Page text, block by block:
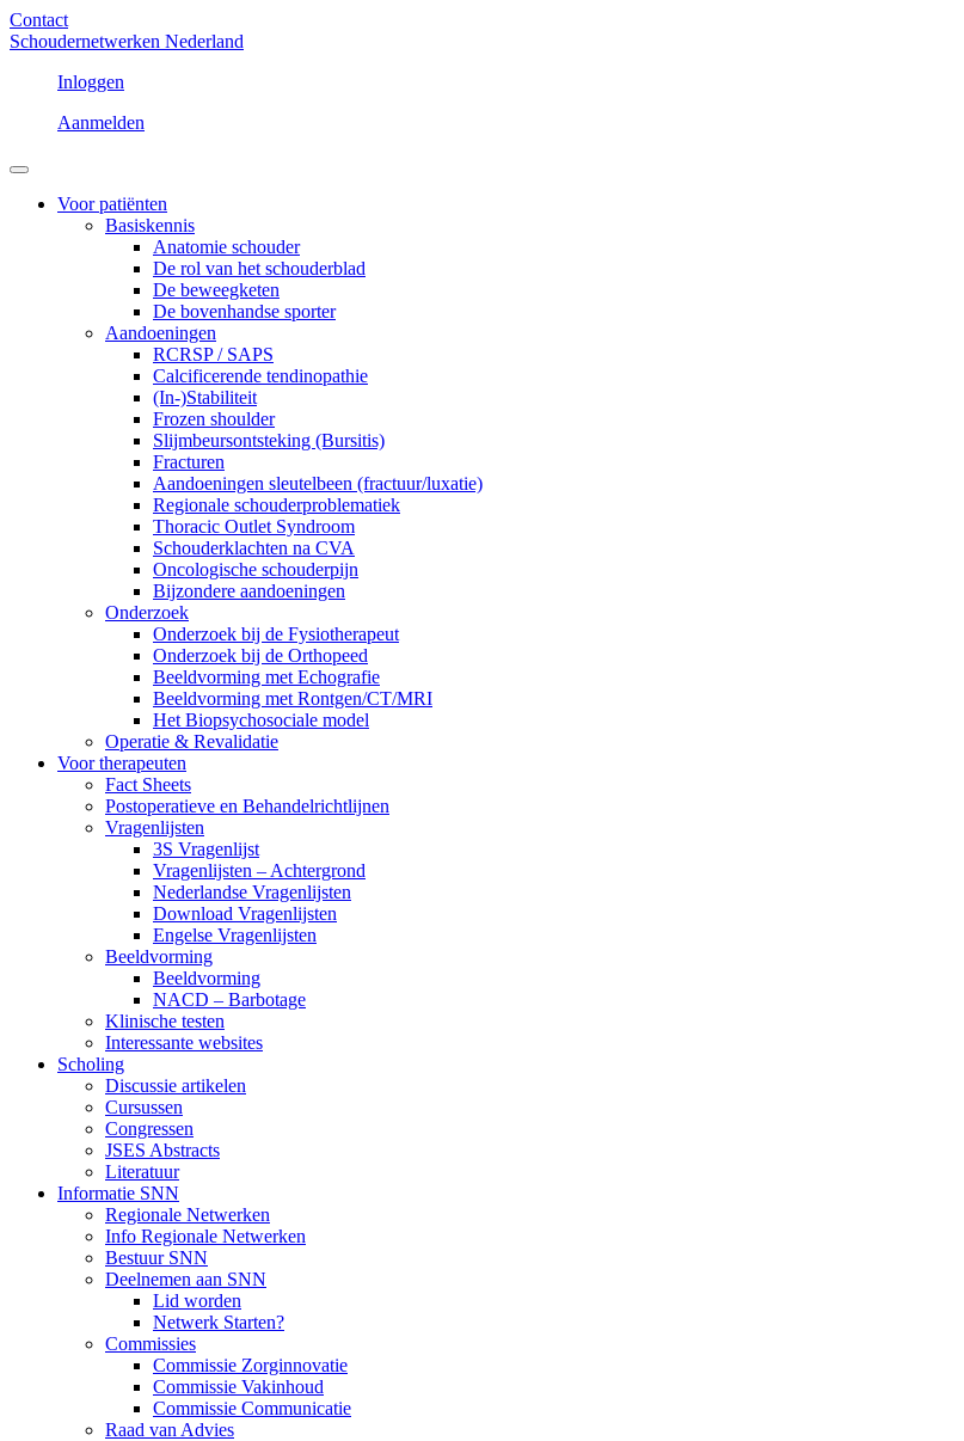
Contact
Schoudernetwerken Nederland
Inloggen
Aanmelden
Voor patiënten
Basiskennis
Anatomie schouder
De rol van het schouderblad
De beweegketen
De bovenhandse sporter
Aandoeningen
RCRSP / SAPS
Calcificerende tendinopathie
(In-)Stabiliteit
Frozen shoulder
Slijmbeursontsteking (Bursitis)
Fracturen
Aandoeningen sleutelbeen (fractuur/luxatie)
Regionale schouderproblematiek
Thoracic Outlet Syndroom
Schouderklachten na CVA
Oncologische schouderpijn
Bijzondere aandoeningen
Onderzoek
Onderzoek bij de Fysiotherapeut
Onderzoek bij de Orthopeed
Beeldvorming met Echografie
Beeldvorming met Rontgen/CT/MRI
Het Biopsychosociale model
Operatie & Revalidatie
Voor therapeuten
Fact Sheets
Postoperatieve en Behandelrichtlijnen
Vragenlijsten
3S Vragenlijst
Vragenlijsten – Achtergrond
Nederlandse Vragenlijsten
Download Vragenlijsten
Engelse Vragenlijsten
Beeldvorming
Beeldvorming
NACD – Barbotage
Klinische testen
Interessante websites
Scholing
Discussie artikelen
Cursussen
Congressen
JSES Abstracts
Literatuur
Informatie SNN
Regionale Netwerken
Info Regionale Netwerken
Bestuur SNN
Deelnemen aan SNN
Lid worden
Netwerk Starten?
Commissies
Commissie Zorginnovatie
Commissie Vakinhoud
Commissie Communicatie
Raad van Advies